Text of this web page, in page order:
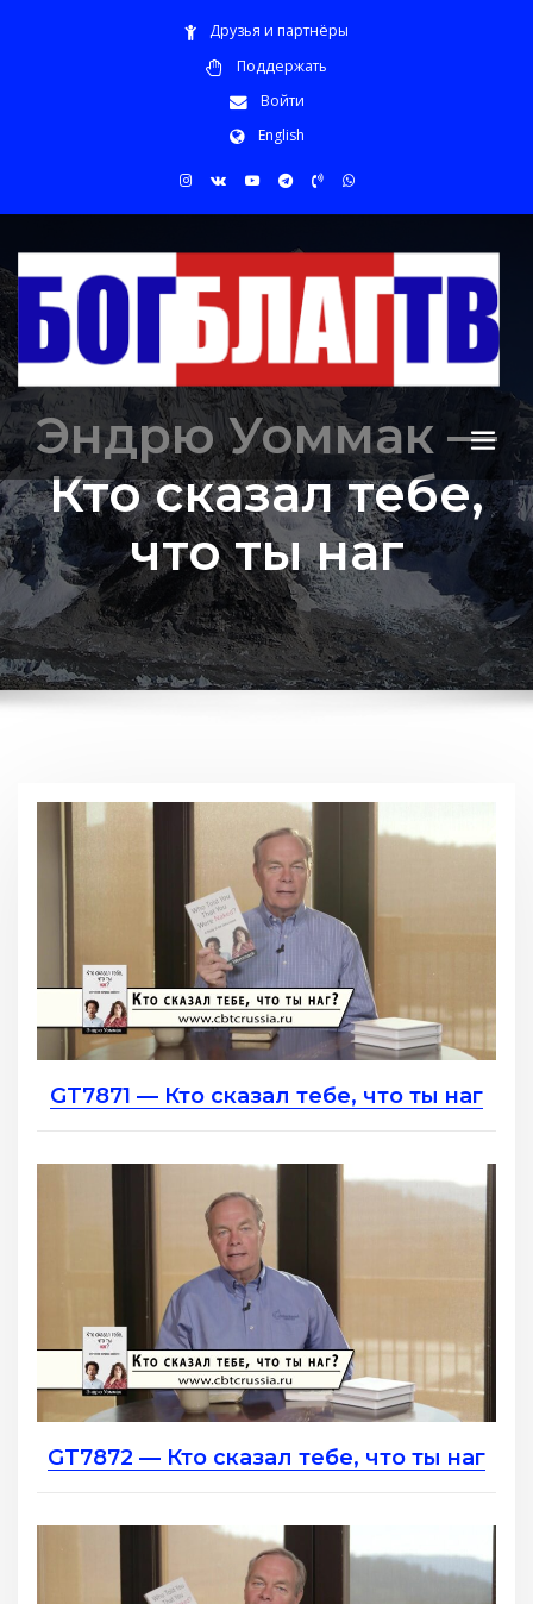
Друзья и партнёры
Поддержать
Войти
English
Эндрю Уоммак —
Кто сказал тебе,
что ты наг
GT7871 — Кто сказал тебе, что ты наг
GT7872 — Кто сказал тебе, что ты наг